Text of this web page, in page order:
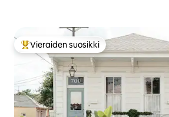
Vieraiden suosikkien parhaimmistoa
Vieraiden suosikki